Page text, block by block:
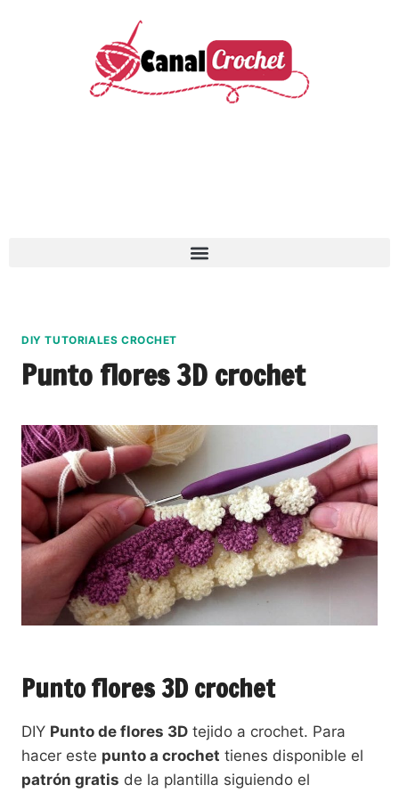
DIY TUTORIALES CROCHET
Punto flores 3D crochet
Punto flores 3D crochet
DIY Punto de flores 3D tejido a crochet. Para
hacer este punto a crochet tienes disponible el
patrón gratis de la plantilla siguiendo el